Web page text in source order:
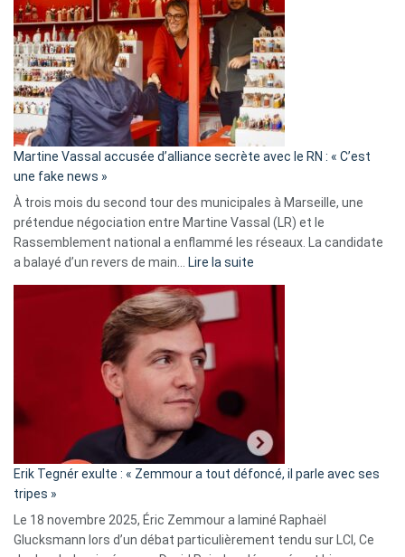
Algérie
Martine Vassal accusée d’alliance secrète avec le RN : « C’est
une fake news »
À trois mois du second tour des municipales à Marseille, une
prétendue négociation entre Martine Vassal (LR) et le
Rassemblement national a enflammé les réseaux. La candidate
a balayé d’un revers de main… Lire la suite
Martine
Vassal
d’alliance
secrète
«
C’est
fake
news
Erik Tegnér exulte : « Zemmour a tout défoncé, il parle avec ses
tripes »
Le 18 novembre 2025, Éric Zemmour a laminé Raphaël
Glucksmann lors d’un débat particulièrement tendu sur LCI, Ce